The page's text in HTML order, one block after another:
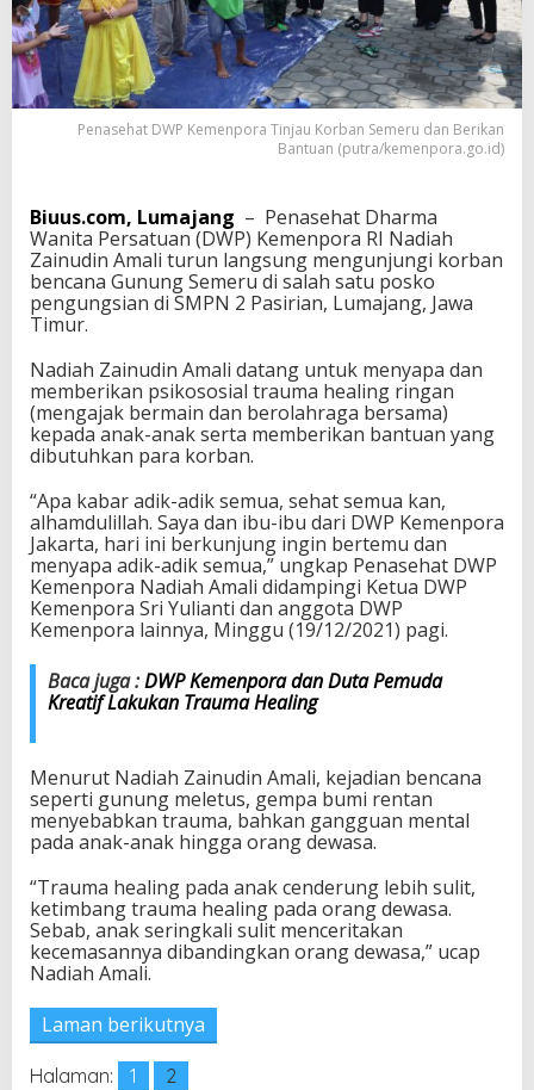
r
a
T
i
n
a
o
r
b
a
n
S
e
r
u
d
B
e
r
i
k
a
n
a
n
n
Penasehat DWP Kemenpora Tinjau Korban Semeru dan Berikan
Bantuan (putra/kemenpora.go.id)
Biuus.com, Lumajang – Penasehat Dharma
Wanita Persatuan (DWP) Kemenpora RI Nadiah
Zainudin Amali turun langsung mengunjungi korban
bencana Gunung Semeru di salah satu posko
pengungsian di SMPN 2 Pasirian, Lumajang, Jawa
Timur.
Nadiah Zainudin Amali datang untuk menyapa dan
memberikan psikososial trauma healing ringan
(mengajak bermain dan berolahraga bersama)
kepada anak-anak serta memberikan bantuan yang
dibutuhkan para korban.
“Apa kabar adik-adik semua, sehat semua kan,
alhamdulillah. Saya dan ibu-ibu dari DWP Kemenpora
Jakarta, hari ini berkunjung ingin bertemu dan
menyapa adik-adik semua,” ungkap Penasehat DWP
Kemenpora Nadiah Amali didampingi Ketua DWP
Kemenpora Sri Yulianti dan anggota DWP
Kemenpora lainnya, Minggu (19/12/2021) pagi.
Baca juga :DWP Kemenpora dan Duta Pemuda
Kreatif Lakukan Trauma Healing
Menurut Nadiah Zainudin Amali, kejadian bencana
seperti gunung meletus, gempa bumi rentan
menyebabkan trauma, bahkan gangguan mental
pada anak-anak hingga orang dewasa.
“Trauma healing pada anak cenderung lebih sulit,
ketimbang trauma healing pada orang dewasa.
Sebab, anak seringkali sulit menceritakan
kecemasannya dibandingkan orang dewasa,” ucap
Nadiah Amali.
Laman berikutnya
Halaman: 1 2